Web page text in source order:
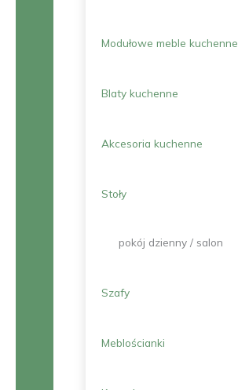
Modułowe meble kuchenne
Blaty kuchenne
Akcesoria kuchenne
Stoły
pokój dzienny / salon
Szafy
Meblościanki